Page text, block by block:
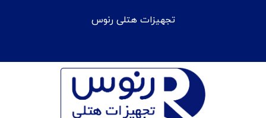
تجهیزات هتلی رنوس